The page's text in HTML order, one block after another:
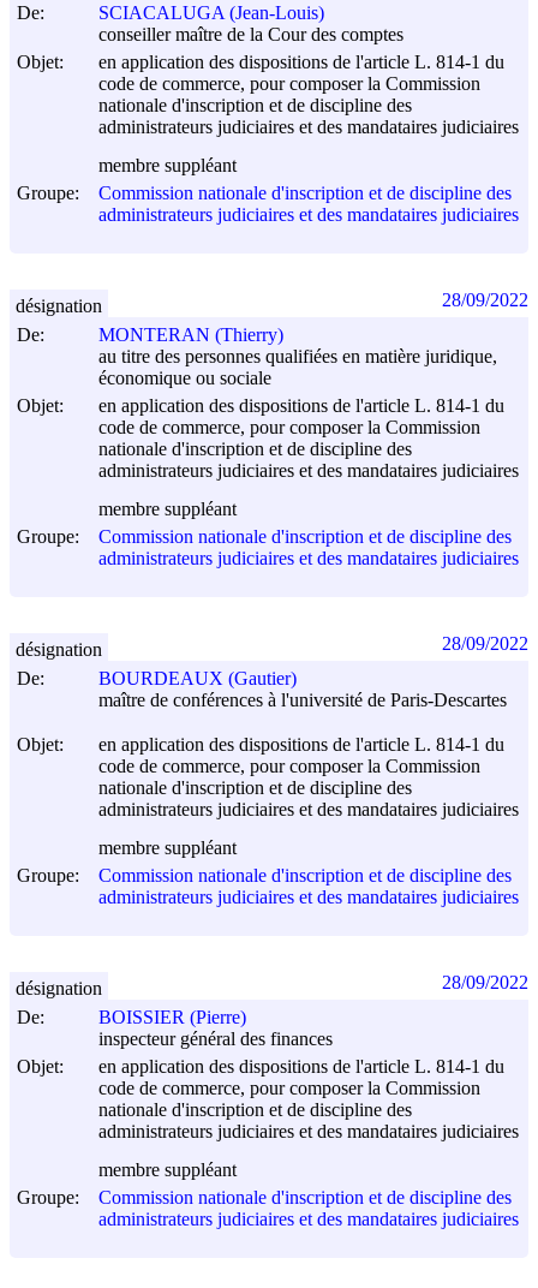
De:
SCIACALUGA (Jean-Louis)
conseiller maître de la Cour des comptes
Objet:
en application des dispositions de l'article L. 814-1 du
code de commerce, pour composer la Commission
nationale d'inscription et de discipline des
administrateurs judiciaires et des mandataires judiciaires
membre suppléant
Groupe:
Commission nationale d'inscription et de discipline des
administrateurs judiciaires et des mandataires judiciaires
De:
MONTERAN (Thierry)
au titre des personnes qualifiées en matière juridique,
économique ou sociale
Objet:
en application des dispositions de l'article L. 814-1 du
code de commerce, pour composer la Commission
nationale d'inscription et de discipline des
administrateurs judiciaires et des mandataires judiciaires
membre suppléant
Groupe:
Commission nationale d'inscription et de discipline des
administrateurs judiciaires et des mandataires judiciaires
désignation 28/09/2022
De:
BOURDEAUX (Gautier)
maître de conférences à l'université de Paris-Descartes
Objet:
en application des dispositions de l'article L. 814-1 du
code de commerce, pour composer la Commission
nationale d'inscription et de discipline des
administrateurs judiciaires et des mandataires judiciaires
membre suppléant
Groupe:
Commission nationale d'inscription et de discipline des
administrateurs judiciaires et des mandataires judiciaires
désignation 28/09/2022
De:
BOISSIER (Pierre)
inspecteur général des finances
Objet:
en application des dispositions de l'article L. 814-1 du
code de commerce, pour composer la Commission
nationale d'inscription et de discipline des
administrateurs judiciaires et des mandataires judiciaires
membre suppléant
Groupe:
Commission nationale d'inscription et de discipline des
administrateurs judiciaires et des mandataires judiciaires
désignation 28/09/2022